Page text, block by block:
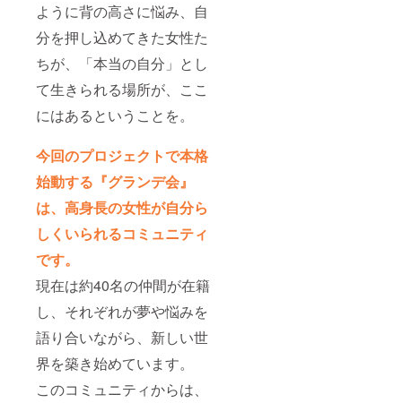
ように背の高さに悩み、自
分を押し込めてきた女性た
ちが、「本当の自分」とし
て生きられる場所が、ここ
にはあるということを。
今回のプロジェクトで本格
始動する『グランデ会』
は、高身長の女性が自分ら
しくいられるコミュニティ
です。
現在は約40名の仲間が在籍
し、それぞれが夢や悩みを
語り合いながら、新しい世
界を築き始めています。
このコミュニティからは、